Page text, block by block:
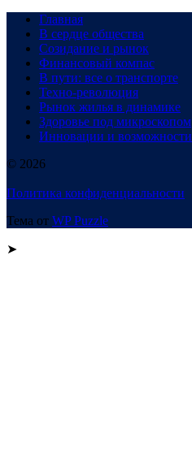
Главная
В сердце общества
Созидание и рынок
Финансовый компас
В пути: все о транспорте
Техно-революция
Рынок жилья в динамике
Здоровье под микроскопом
Инновации и возможности
© 2026
Политика конфиденциальности
Тема от WP Puzzle
➤